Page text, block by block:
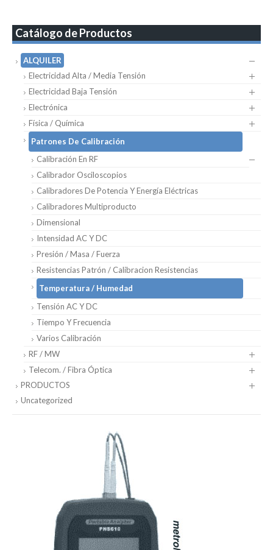
Catálogo de Productos
ALQUILER
Electricidad Alta / Media Tensión
Electricidad Baja Tensión
Electrónica
Física / Química
Patrones De Calibración
Calibración En RF
Calibrador Osciloscopios
Calibradores De Potencia Y Energía Eléctricas
Calibradores Multiproducto
Dimensional
Intensidad AC Y DC
Presión / Masa / Fuerza
Resistencias Patrón / Calibracion Resistencias
Temperatura / Humedad
Tensión AC Y DC
Tiempo Y Frecuencia
Varios Calibración
RF / MW
Telecom. / Fibra Óptica
PRODUCTOS
Uncategorized